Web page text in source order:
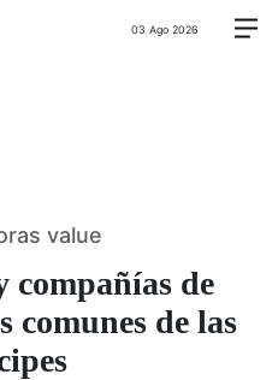
03 Ago 2026
compañías de
comunes de las
value